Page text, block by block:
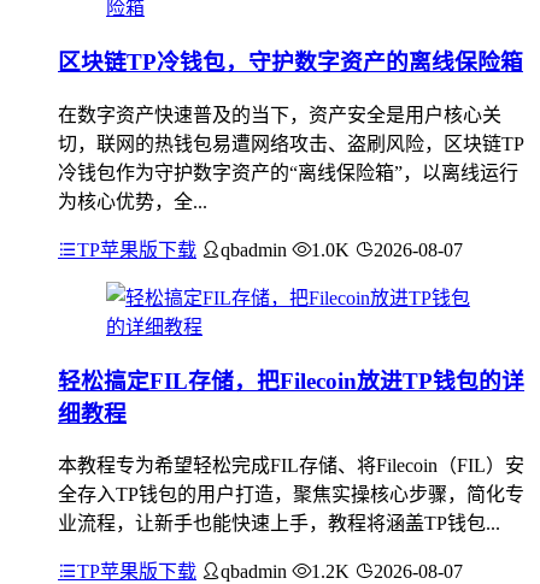
区块链TP冷钱包，守护数字资产的离线保险箱
在数字资产快速普及的当下，资产安全是用户核心关
切，联网的热钱包易遭网络攻击、盗刷风险，区块链TP
冷钱包作为守护数字资产的“离线保险箱”，以离线运行
为核心优势，全...
TP苹果版下载 qbadmin 1.0K 2026-08-07
轻松搞定FIL存储，把Filecoin放进TP钱包的详
细教程
本教程专为希望轻松完成FIL存储、将Filecoin（FIL）安
全存入TP钱包的用户打造，聚焦实操核心步骤，简化专
业流程，让新手也能快速上手，教程将涵盖TP钱包...
TP苹果版下载 qbadmin 1.2K 2026-08-07